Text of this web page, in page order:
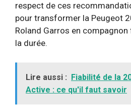
respect de ces
pour transformer la Peugeot
Roland Garros en
la durée.
Lire aussi : Fiabilité de la
Active : ce qu'il faut savoir